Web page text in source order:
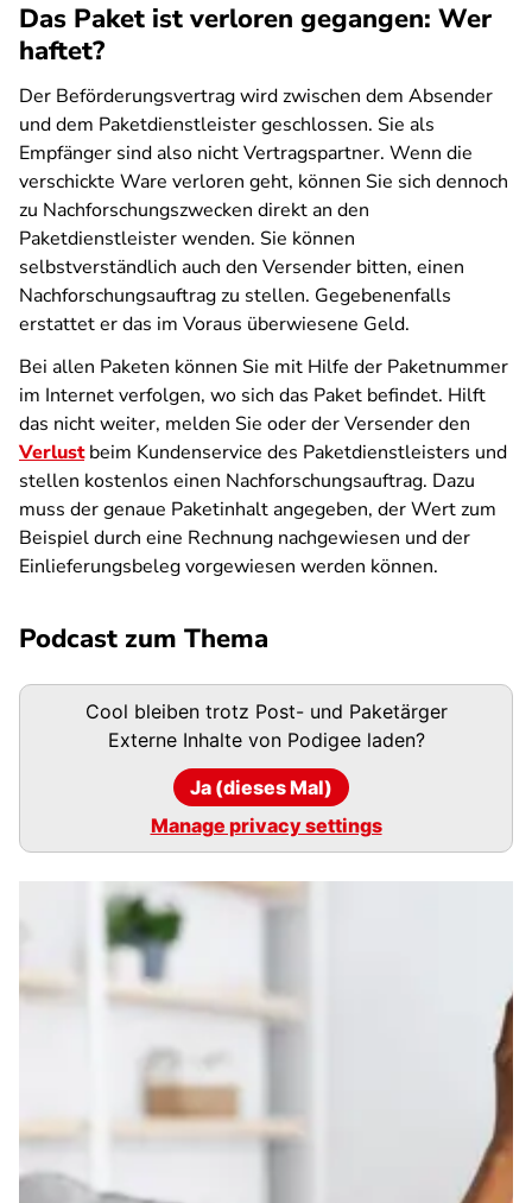
Das Paket ist verloren gegangen: Wer
haftet?
Der Beförderungsvertrag wird zwischen dem Absender
und dem Paketdienstleister geschlossen. Sie als
Empfänger sind also nicht Vertragspartner. Wenn die
verschickte Ware verloren geht, können Sie sich dennoch
zu Nachforschungszwecken direkt an den
Paketdienstleister wenden. Sie können
selbstverständlich auch den Versender bitten, einen
Nachforschungsauftrag zu stellen. Gegebenenfalls
erstattet er das im Voraus überwiesene Geld.
Bei allen Paketen können Sie mit Hilfe der Paketnummer
im Internet verfolgen, wo sich das Paket befindet. Hilft
das nicht weiter, melden Sie oder der Versender den
Verlustbeim Kundenservice des Paketdienstleisters und
stellen kostenlos einen Nachforschungsauftrag. Dazu
muss der genaue Paketinhalt angegeben, der Wert zum
Beispiel durch eine Rechnung nachgewiesen und der
Einlieferungsbeleg vorgewiesen werden können.
Podcast zum Thema
Podigee-Cool bleiben trotz Post- und Paketärger
Externe Inhalte von Podigeeladen?
Ja (dieses Mal)
Manage privacy settings